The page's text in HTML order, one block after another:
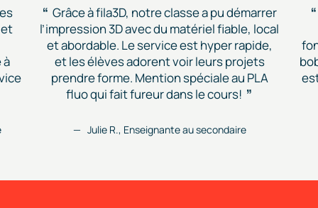
à
Grâce à fila3D, notre classe a pu démarrer
l’impression 3D avec du matériel fiable, local
et abordable. Le service est hyper rapide,
et les élèves adorent voir leurs projets
prendre forme. Mention spéciale au PLA
fluo qui fait fureur dans le cours!
Julie R., Enseignante au secondaire